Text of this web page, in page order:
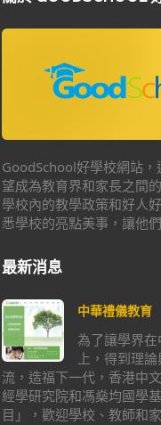
GoodSchool好學校網站
望成為教育界和家長之間
學校內的教學政策和好人
悉學校的亮點美事，讓他
最新消息
中華禮儀教育
為了讓學界
上，得到理
流，造福下一代，香港中
經學研究院和馮燊均國學
目」，歡迎學校、教師和